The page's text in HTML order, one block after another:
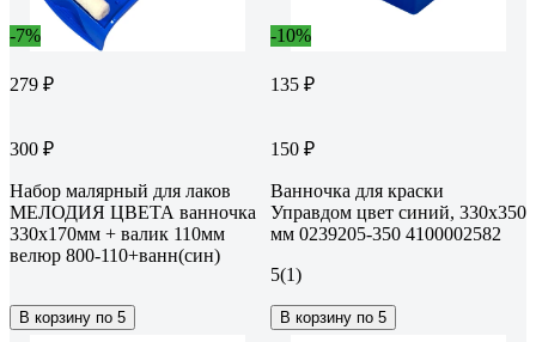
-7%
279 ₽
300 ₽
Набор малярный для лаков
МЕЛОДИЯ ЦВЕТА ванночка
330x170мм + валик 110мм
велюр 800-110+ванн(син)
В корзину по 5
-10%
135 ₽
150 ₽
Ванночка для краски
Управдом цвет синий, 330x350
мм 0239205-350 4100002582
5(1)
В корзину по 5